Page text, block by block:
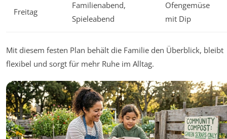
Freitag
Familienabend,
Spieleabend
Ofengemüse
mit Dip
Mit diesem festen Plan behält die Familie den Überblick, bleibt
flexibel und sorgt für mehr Ruhe im Alltag.